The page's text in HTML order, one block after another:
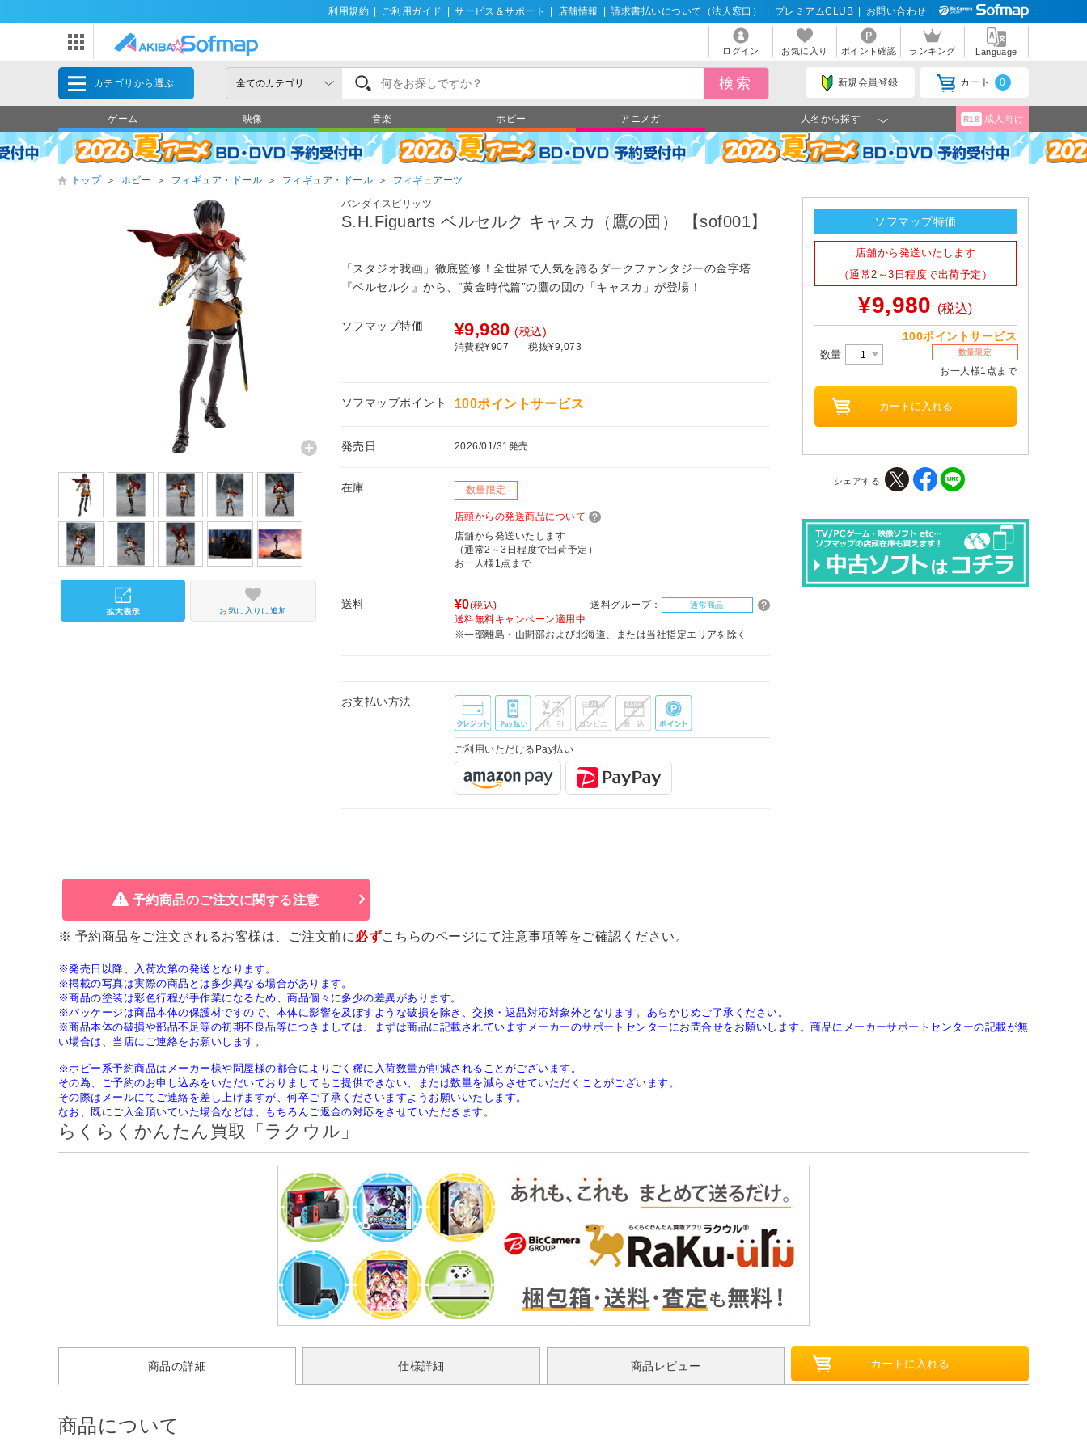
利用規約 ご利用ガイド サービス＆サポート 店舗情報 請求書払いについて（法人窓口） プレミアムCLUB お問い合わせ
ログイン お気に入り ポイント確認 ランキング Language
カテゴリから選ぶ 新規会員登録 カート 0
ゲーム 映像 音楽 ホビー アニメガ 人名から探す R18 成人向け
トップ ＞ ホビー ＞ フィギュア・ドール ＞ フィギュア・ドール ＞ フィギュアーツ
バンダイスピリッツ
S.H.Figuarts ベルセルク キャスカ（鷹の団） 【sof001】
「スタジオ我画」徹底監修！全世界で人気を誇るダークファンタジーの金字塔
『ベルセルク』から、“黄金時代篇”の鷹の団の「キャスカ」が登場！
ソフマップ特価 ¥9,980 (税込)
消費税¥907 税抜¥9,073
ソフマップポイント 100ポイントサービス
発売日 2026/01/31発売
在庫 数量限定
店頭からの発送商品について
店舗から発送いたします
（通常2～3日程度で出荷予定）
お一人様1点まで
送料 ¥0(税込) 送料グループ： 通常商品
送料無料キャンペーン適用中
※一部離島・山間部および北海道、または当社指定エリアを除く
お支払い方法
ご利用いただけるPay払い
お気に入りに追加
ソフマップ特価
店舗から発送いたします
（通常2～3日程度で出荷予定）
¥9,980 (税込)
100ポイントサービス
数量 数量限定
お一人様1点まで
シェアする
予約商品のご注文に関する注意
※ 予約商品をご注文されるお客様は、ご注文前に必ずこちらのページにて注意事項等をご確認ください。
※発売日以降、入荷次第の発送となります。
※掲載の写真は実際の商品とは多少異なる場合があります。
※商品の塗装は彩色行程が手作業になるため、商品個々に多少の差異があります。
※パッケージは商品本体の保護材ですので、本体に影響を及ぼすような破損を除き、交換・返品対応対象外となります。あらかじめご了承ください。
※商品本体の破損や部品不足等の初期不良品等につきましては、まずは商品に記載されていますメーカーのサポートセンターにお問合せをお願いします。商品にメーカーサポートセンターの記載が無
い場合は、当店にご連絡をお願いします。
※ホビー系予約商品はメーカー様や問屋様の都合によりごく稀に入荷数量が削減されることがございます。
その為、ご予約のお申し込みをいただいておりましてもご提供できない、または数量を減らさせていただくことがございます。
その際はメールにてご連絡を差し上げますが、何卒ご了承くださいますようお願いいたします。
なお、既にご入金頂いていた場合などは、もちろんご返金の対応をさせていただきます。
らくらくかんたん買取「ラクウル」
商品の詳細 仕様詳細 商品レビュー
商品について